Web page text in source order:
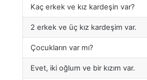
Kaç erkek ve kız kardeşin var?
2 erkek ve üç kız kardeşim var.
Çocukların var mı?
Evet, iki oğlum ve bir kızım var.